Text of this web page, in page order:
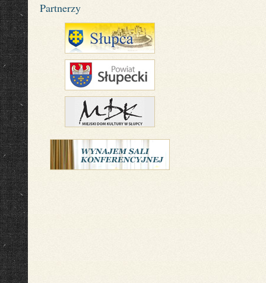
Partnerzy